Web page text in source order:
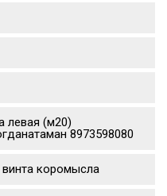
левая (м20)
8973598080
винта коромысла